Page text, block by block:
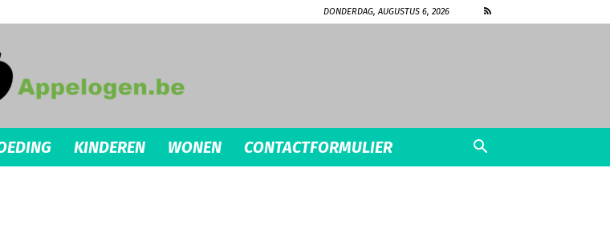
DONDERDAG, AUGUSTUS 6, 2026
appelogen.be
KINDEREN WONEN CONTACTFORMULIER